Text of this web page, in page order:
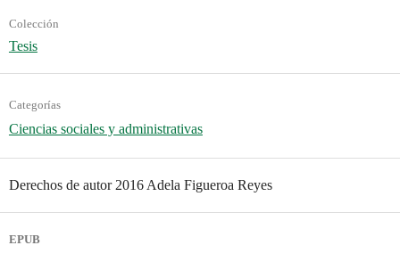
Colección
Tesis
Categorías
Ciencias sociales y administrativas
Derechos de autor 2016 Adela Figueroa Reyes
EPUB